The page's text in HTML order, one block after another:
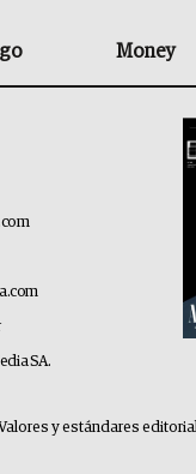
Money
SA.
Valores y estándares